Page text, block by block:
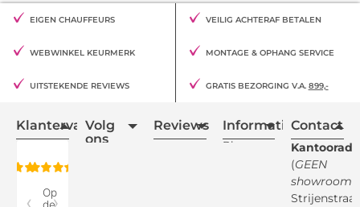
EIGEN CHAUFFEURS VEILIG ACHTERAF BETALEN
WEBWINKEL KEURMERK MONTAGE & OPHANG SERVICE
UITSTEKENDE REVIEWS GRATIS BEZORGING V.A. 899,-
Klantervaring
Volg
ons
Reviews Informatie
Blogs
Retourvoorwaarden
Contact
(GEEN
showroom
Strijenstraat